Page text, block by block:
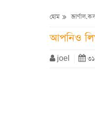
হোম
আপনিও
joel